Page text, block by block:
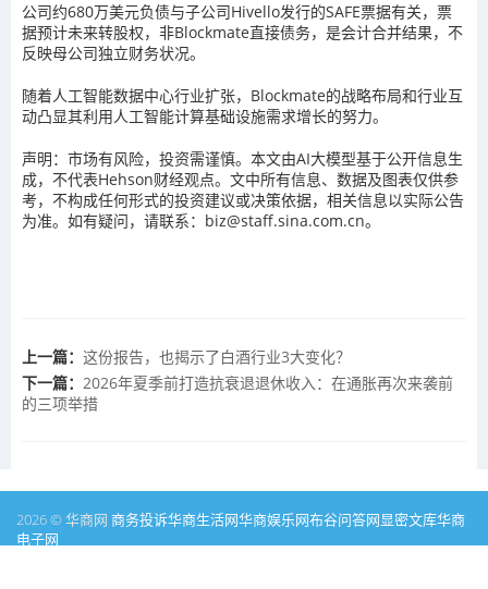
公司约680万美元负债与子公司Hivello发行的SAFE票据有关，票
据预计未来转股权，非Blockmate直接债务，是会计合并结果，不
反映母公司独立财务状况。
随着人工智能数据中心行业扩张，Blockmate的战略布局和行业互
动凸显其利用人工智能计算基础设施需求增长的努力。
声明：市场有风险，投资需谨慎。本文由AI大模型基于公开信息生
成，不代表Hehson财经观点。文中所有信息、数据及图表仅供参
考，不构成任何形式的投资建议或决策依据，相关信息以实际公告
为准。如有疑问，请联系：biz@staff.sina.com.cn。
上一篇： 这份报告，也揭示了白酒行业3大变化？
下一篇： 2026年夏季前打造抗衰退退休收入：在通胀再次来袭前
的三项举措
2026 © 华商网 商务投诉华商生活网华商娱乐网布谷问答网显密文库华商
电子网